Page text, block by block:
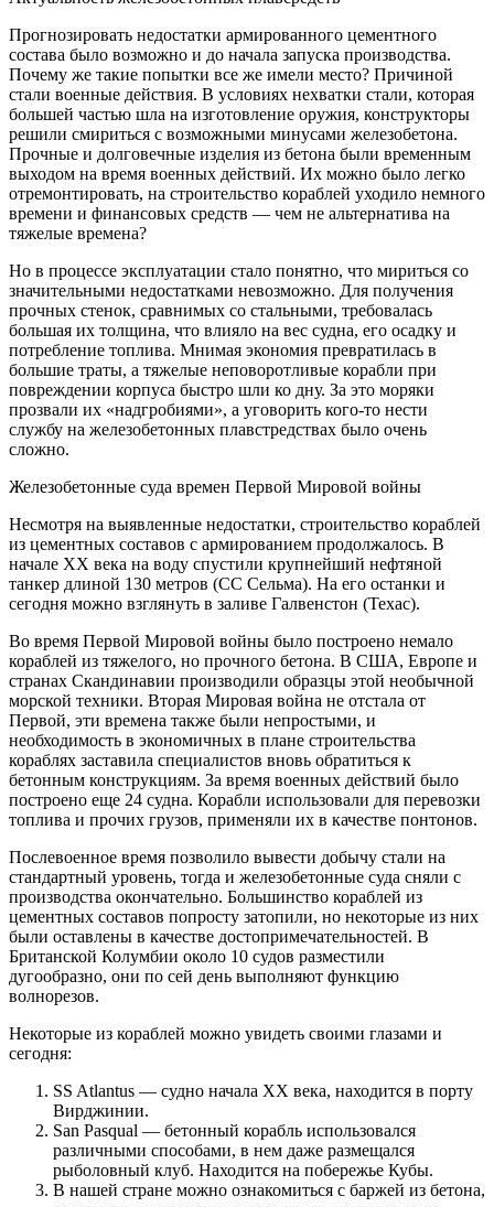
Прогнозировать недостатки армированного цементного
состава было возможно и до начала запуска производства.
Почему же такие попытки все же имели место? Причиной
стали военные действия. В условиях нехватки стали, которая
большей частью шла на изготовление оружия, конструкторы
решили смириться с возможными минусами железобетона.
Прочные и долговечные изделия из бетона были временным
выходом на время военных действий. Их можно было легко
отремонтировать, на строительство кораблей уходило немного
времени и финансовых средств — чем не альтернатива на
тяжелые времена?
Но в процессе эксплуатации стало понятно, что мириться со
значительными недостатками невозможно. Для получения
прочных стенок, сравнимых со стальными, требовалась
большая их толщина, что влияло на вес судна, его осадку и
потребление топлива. Мнимая экономия превратилась в
большие траты, а тяжелые неповоротливые корабли при
повреждении корпуса быстро шли ко дну. За это моряки
прозвали их «надгробиями», а уговорить кого-то нести
службу на железобетонных плавстредствах было очень
сложно.
Железобетонные суда времен Первой Мировой войны
Несмотря на выявленные недостатки, строительство кораблей
из цементных составов с армированием продолжалось. В
начале XX века на воду спустили крупнейший нефтяной
танкер длиной 130 метров (СС Сельма). На его останки и
сегодня можно взглянуть в заливе Галвенстон (Техас).
Во время Первой Мировой войны было построено немало
кораблей из тяжелого, но прочного бетона. В США, Европе и
странах Скандинавии производили образцы этой необычной
морской техники. Вторая Мировая война не отстала от
Первой, эти времена также были непростыми, и
необходимость в экономичных в плане строительства
кораблях заставила специалистов вновь обратиться к
бетонным конструкциям. За время военных действий было
построено еще 24 судна. Корабли использовали для перевозки
топлива и прочих грузов, применяли их в качестве понтонов.
Послевоенное время позволило вывести добычу стали на
стандартный уровень, тогда и железобетонные суда сняли с
производства окончательно. Большинство кораблей из
цементных составов попросту затопили, но некоторые из них
были оставлены в качестве достопримечательностей. В
Британской Колумбии около 10 судов разместили
дугообразно, они по сей день выполняют функцию
волнорезов.
Некоторые из кораблей можно увидеть своими глазами и
сегодня:
SS Atlantus — судно начала XX века, находится в порту
Вирджинии.
San Pasqual — бетонный корабль использовался
различными способами, в нем даже размещался
рыболовный клуб. Находится на побережье Кубы.
В нашей стране можно ознакомиться с баржей из бетона,